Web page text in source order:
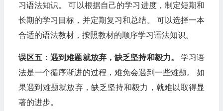
习语法知识。 可以根据自己的学习进度，制定短期和
长期的学习目标，并定期复习和总结。 可以选择一本
合适的语法教材，按照教材的顺序学习语法知识。
误区五：遇到难题就放弃，缺乏坚持和毅力。
学习语
法是一个循序渐进的过程，难免会遇到一些难题。 如
果遇到难题就放弃，缺乏坚持和毅力，就难以取得显
著的进步。